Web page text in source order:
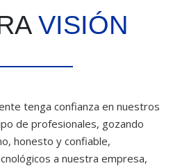
VISIÓN
tenga confianza en nuestros
de profesionales, gozando
honesto y confiable,
a nuestra empresa,